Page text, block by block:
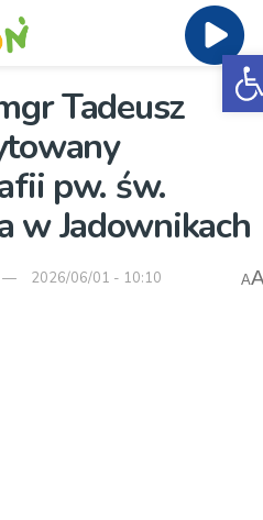
Tadeusz
pw. św.
w Jadownikach
2026/06/01 - 10:10 A